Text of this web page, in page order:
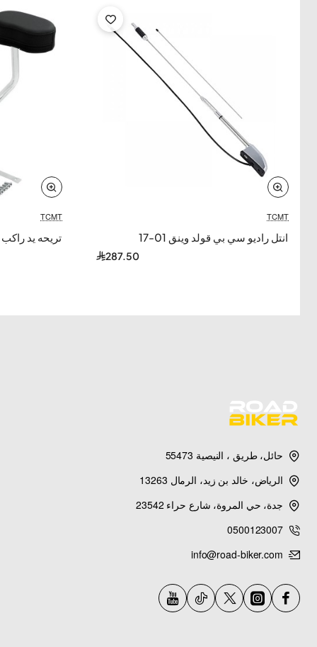
TCMT
انتل راديو سي بي قولد وينق 01-17
287.50
-23%
TCMT
تريحه يد راكب
حائل، طريق ، النيصية 55473
الرياض، خالد بن زيد، الرمال 13263
جدة، حي المروة، شارع حراء 23542
0500123007
info@road-biker.com